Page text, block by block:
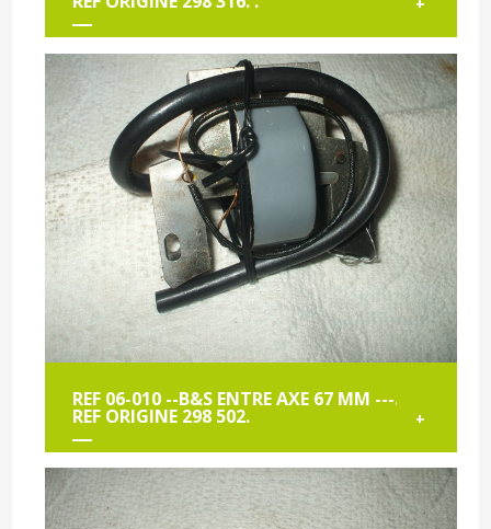
REF 06-010 --B&S ENTRE AXE 67 MM ---.
REF ORIGINE 298 502. +